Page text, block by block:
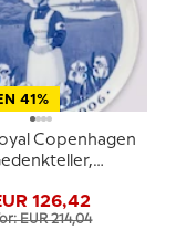
41%
Copenhagen
126,42
EUR 214,04